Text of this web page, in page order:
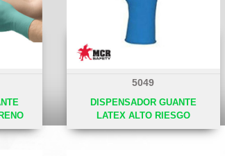
5049
DISPENSADOR GUANTE
LATEX ALTO RIESGO